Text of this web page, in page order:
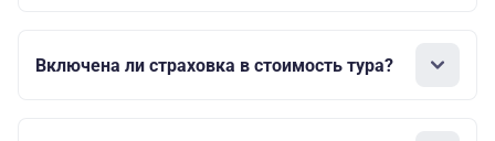
Включена ли страховка в стоимость тура?